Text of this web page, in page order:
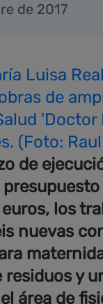
de 2017
Luisa
de
'Doctor
(Foto:
de
presupuesto
los
nuevas
residuos y
área de